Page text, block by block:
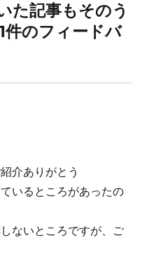
た記事もそのう
件のフィードバ
介ありがとう
いるところがあったの
ないところですが、ご